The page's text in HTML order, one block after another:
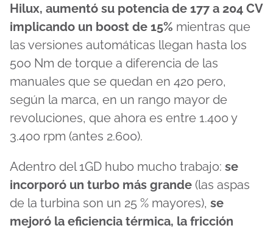
Hilux, aumentó su potencia de 177 a 204 CV
implicando un boost de 15% mientras que
las versiones automáticas llegan hasta los
500 Nm de torque a diferencia de las
manuales que se quedan en 420 pero,
según la marca, en un rango mayor de
revoluciones, que ahora es entre 1.400 y
3.400 rpm (antes 2.600).
Adentro del 1GD hubo mucho trabajo: se
incorporó un turbo más grande (las aspas
de la turbina son un 25 % mayores), se
mejoró la eficiencia térmica, la fricción